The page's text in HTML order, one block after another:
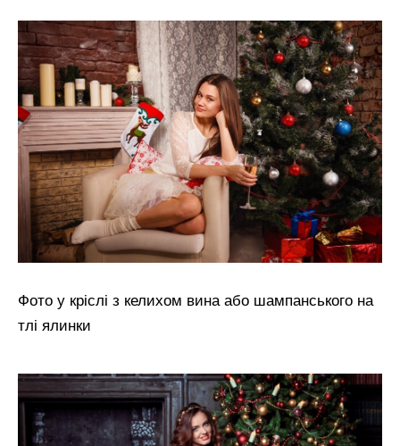
Фото у кріслі з келихом вина або шампанського на
тлі ялинки